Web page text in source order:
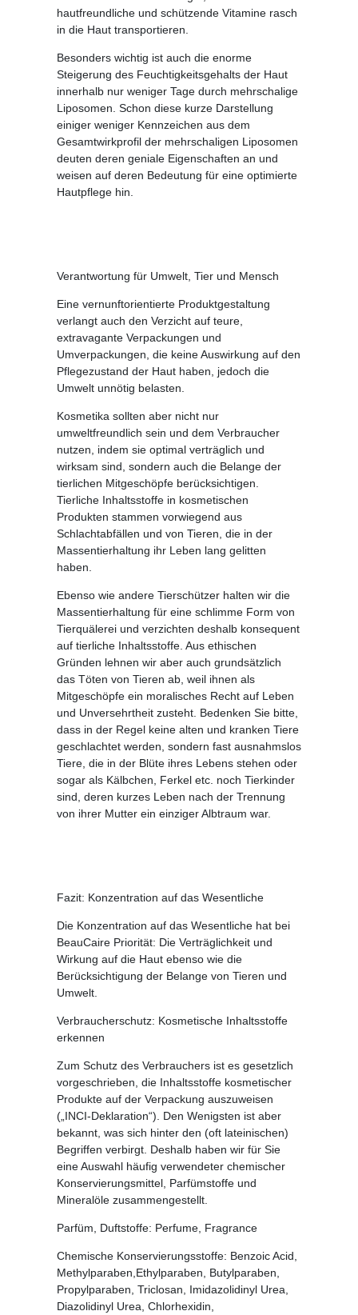
hautfreundliche und schützende Vitamine rasch
in die Haut transportieren.
Besonders wichtig ist auch die enorme
Steigerung des Feuchtigkeitsgehalts der Haut
innerhalb nur weniger Tage durch mehrschalige
Liposomen. Schon diese kurze Darstellung
einiger weniger Kennzeichen aus dem
Gesamtwirkprofil der mehrschaligen Liposomen
deuten deren geniale Eigenschaften an und
weisen auf deren Bedeutung für eine optimierte
Hautpflege hin.
Verantwortung für Umwelt, Tier und Mensch
Eine vernunftorientierte Produktgestaltung
verlangt auch den Verzicht auf teure,
extravagante Verpackungen und
Umverpackungen, die keine Auswirkung auf den
Pflegezustand der Haut haben, jedoch die
Umwelt unnötig belasten.
Kosmetika sollten aber nicht nur
umweltfreundlich sein und dem Verbraucher
nutzen, indem sie optimal verträglich und
wirksam sind, sondern auch die Belange der
tierlichen Mitgeschöpfe berücksichtigen.
Tierliche Inhaltsstoffe in kosmetischen
Produkten stammen vorwiegend aus
Schlachtabfällen und von Tieren, die in der
Massentierhaltung ihr Leben lang gelitten
haben.
Ebenso wie andere Tierschützer halten wir die
Massentierhaltung für eine schlimme Form von
Tierquälerei und verzichten deshalb konsequent
auf tierliche Inhaltsstoffe. Aus ethischen
Gründen lehnen wir aber auch grundsätzlich
das Töten von Tieren ab, weil ihnen als
Mitgeschöpfe ein moralisches Recht auf Leben
und Unversehrtheit zusteht. Bedenken Sie bitte,
dass in der Regel keine alten und kranken Tiere
geschlachtet werden, sondern fast ausnahmslos
Tiere, die in der Blüte ihres Lebens stehen oder
sogar als Kälbchen, Ferkel etc. noch Tierkinder
sind, deren kurzes Leben nach der Trennung
von ihrer Mutter ein einziger Albtraum war.
Fazit: Konzentration auf das Wesentliche
Die Konzentration auf das Wesentliche hat bei
BeauCaire Priorität: Die Verträglichkeit und
Wirkung auf die Haut ebenso wie die
Berücksichtigung der Belange von Tieren und
Umwelt.
Verbraucherschutz: Kosmetische Inhaltsstoffe
erkennen
Zum Schutz des Verbrauchers ist es gesetzlich
vorgeschrieben, die Inhaltsstoffe kosmetischer
Produkte auf der Verpackung auszuweisen
(„INCI-Deklaration“). Den Wenigsten ist aber
bekannt, was sich hinter den (oft lateinischen)
Begriffen verbirgt. Deshalb haben wir für Sie
eine Auswahl häufig verwendeter chemischer
Konservierungsmittel, Parfümstoffe und
Mineralöle zusammengestellt.
Parfüm, Duftstoffe: Perfume, Fragrance
Chemische Konservierungsstoffe: Benzoic Acid,
Methylparaben,Ethylparaben, Butylparaben,
Propylparaben, Triclosan, Imidazolidinyl Urea,
Diazolidinyl Urea, Chlorhexidin,